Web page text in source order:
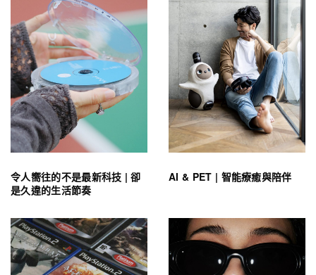
令人嚮往的不是最新科技 | 卻
是久違的生活節奏
AI & PET | 智能療癒與陪伴